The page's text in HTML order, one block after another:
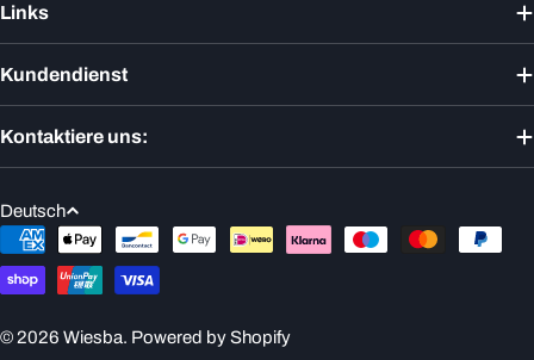
Links
Kundendienst
Kontaktiere uns:
S
r
a
c
Deutsch
Zahlungsmethoden
© 2026 Wiesba. Powered by Shopify